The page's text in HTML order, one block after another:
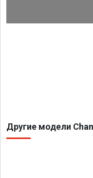
Другие модели